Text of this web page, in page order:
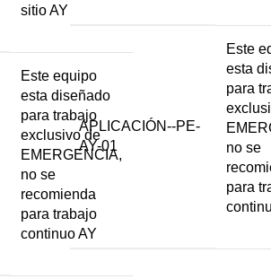
sitio AY
Este equipo
esta diseñado
para trabajo
exclusivo de
EMERGENCIA,
no se
recomienda
para trabajo
continuo AY
APLICACIÓN--PE-
AY-01
Este
esta
para
no se
para